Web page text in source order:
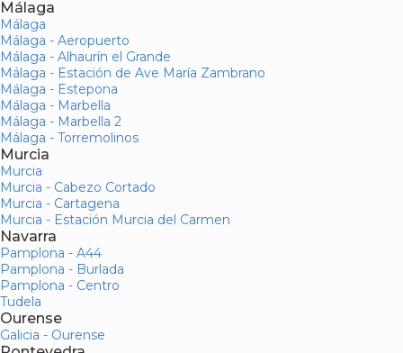
Málaga
Málaga
Málaga - Aeropuerto
Málaga - Alhaurín el Grande
Málaga - Estación de Ave María Zambrano
Málaga - Estepona
Málaga - Marbella
Málaga - Marbella 2
Málaga - Torremolinos
Murcia
Murcia
Murcia - Cabezo Cortado
Murcia - Cartagena
Murcia - Estación Murcia del Carmen
Navarra
Pamplona - A44
Pamplona - Burlada
Pamplona - Centro
Tudela
Ourense
Galicia - Ourense